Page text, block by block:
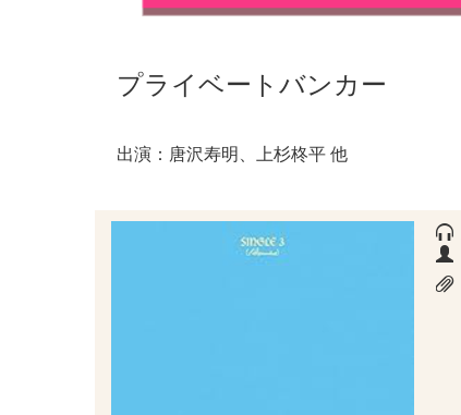
プライベートバンカー
出演：唐沢寿明、上杉柊平 他